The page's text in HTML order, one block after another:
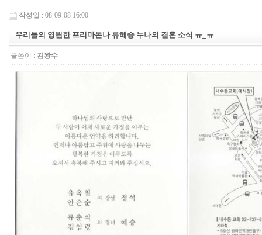
작성일 : 08-09-08 16:00
우리들의 영원한 프리마돈나 류혜승 누나의 결혼 소식 ㅠ_ㅠ
글쓴이 : 김왕수